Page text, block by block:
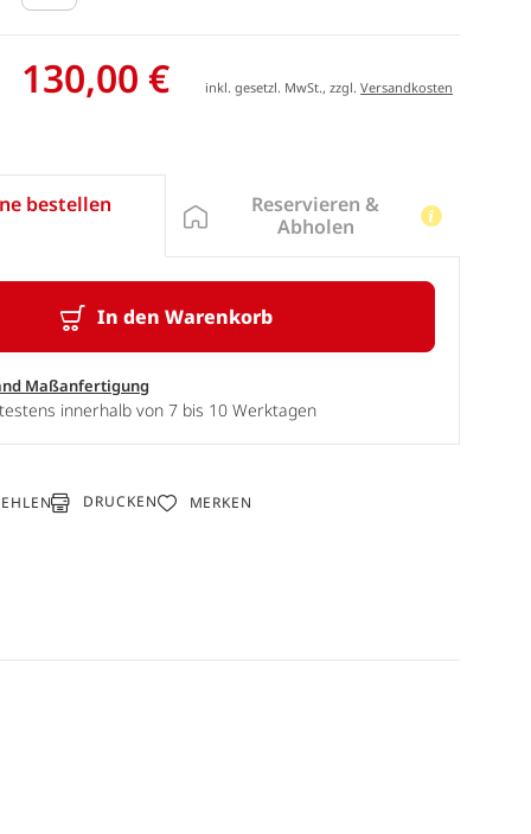
130,00 € inkl. gesetzl. MwSt., zzgl.Versandkosten
bestellen
In den Warenkorb
Maßanfertigung
innerhalb von 7 bis 10 Werktagen
Reservieren &
Abholen
DRUCKEN MERKEN